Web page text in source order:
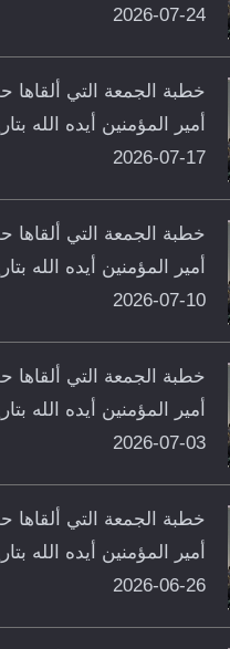
24-07-2026
خطبة الجمعة التي ألقاها
أمير المؤمنين أيده الله
17-07-2026
خطبة الجمعة التي ألقاها
أمير المؤمنين أيده الله
10-07-2026
خطبة الجمعة التي ألقاها
أمير المؤمنين أيده الله
03-07-2026
خطبة الجمعة التي ألقاها
أمير المؤمنين أيده الله
26-06-2026